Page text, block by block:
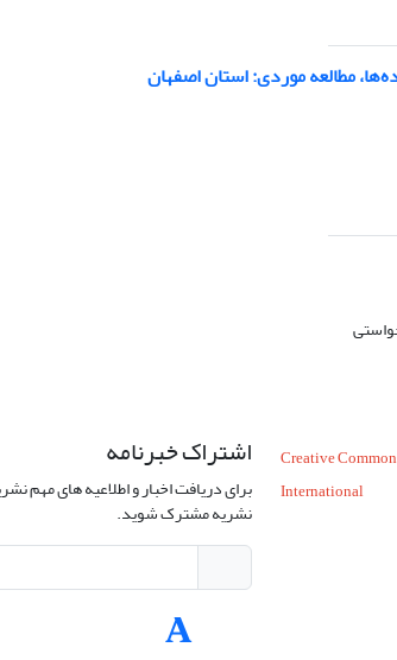
مطالعه موردی: استان اصفهان
Creative
International
اشتراک خبرنامه
برای دریافت اخبار و اطلاعیه های مهم
نشریه مشترک شوید.